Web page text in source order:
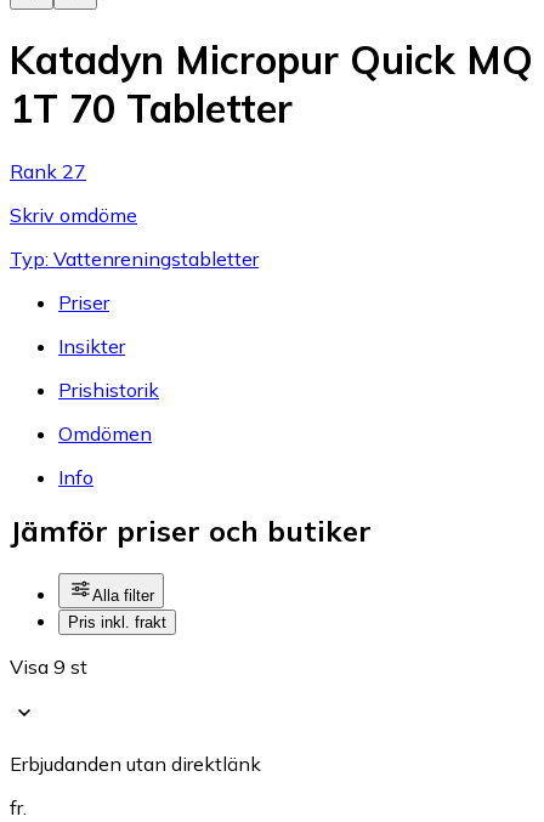
Katadyn Micropur Quick MQ
1T 70 Tabletter
Rank 27
Skriv omdöme
Typ: Vattenreningstabletter
Priser
Insikter
Prishistorik
Omdömen
Info
Jämför priser och butiker
Alla filter
Pris inkl. frakt
Visa 9 st
Erbjudanden utan direktlänk
fr.